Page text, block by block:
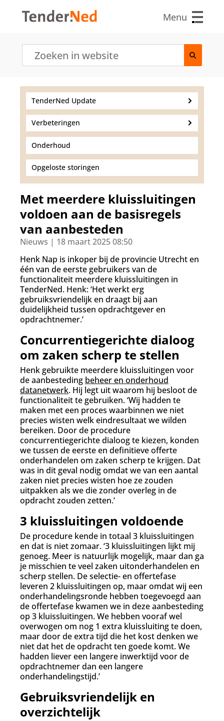
Menu
TenderNed Update
Verbeteringen
Onderhoud
Opgeloste storingen
Met meerdere kluissluitingen
voldoen aan de basisregels
van aanbesteden
Nieuws | 18 maart 2025 08:50
Henk Nap is inkoper bij de provincie Utrecht en
één van de eerste gebruikers van de
functionaliteit meerdere kluissluitingen in
TenderNed. Henk: ‘Het werkt erg
gebruiksvriendelijk en draagt bij aan
duidelijkheid tussen opdrachtgever en
opdrachtnemer.’
Concurrentiegerichte dialoog
om zaken scherp te stellen
Henk gebruikte meerdere kluissluitingen voor
de aanbesteding beheer en onderhoud
datanetwerk. Hij legt uit waarom hij besloot de
functionaliteit te gebruiken. ‘Wij hadden te
maken met een proces waarbinnen we niet
precies wisten welk eindresultaat we wilden
bereiken. Door de procedure
concurrentiegerichte dialoog te kiezen, konden
we tussen de eerste en definitieve offerte
onderhandelen om zaken scherp te krijgen. Dat
was in dit geval nodig omdat we van een aantal
zaken niet precies wisten hoe ze zouden
uitpakken als we die zonder overleg in de
opdracht zouden zetten.’
3 kluissluitingen voldoende
De procedure kende in totaal 3 kluissluitingen
en dat is niet zomaar. ‘3 kluissluitingen lijkt mij
genoeg. Meer is natuurlijk mogelijk, maar dan ga
je misschien te veel zaken uitonderhandelen en
scherp stellen. De selectie- en offertefase
leveren 2 kluissluitingen op, maar omdat wij een
onderhandelingsronde hebben toegevoegd aan
de offertefase kwamen we in deze aanbesteding
op 3 kluissluitingen. We hebben vooraf wel
overwogen om nog 1 extra kluissluiting te doen,
maar door de extra tijd die het kost denken we
niet dat het de opdracht ten goede komt. We
hadden liever een langere inwerktijd voor de
opdrachtnemer dan een langere
onderhandelingstijd.’
Gebruiksvriendelijk en
overzichtelijk